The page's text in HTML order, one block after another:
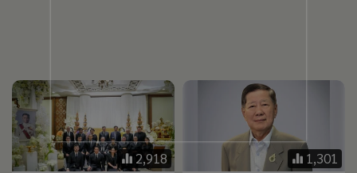
2,918 1,301